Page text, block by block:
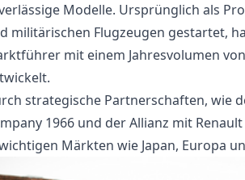
Modelle. Ursprünglich als
militärischen Flugzeugen gestartet,
mit einem Jahresvolumen
strategische Partnerschaften, wie
1966 und der Allianz mit
Märkten wie Japan, Europa